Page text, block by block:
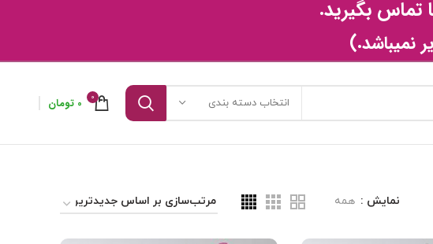
تماس بگیرید.
نمیباشد.)
انتخاب دسته بندی 0
0 تومان
نمایش همه